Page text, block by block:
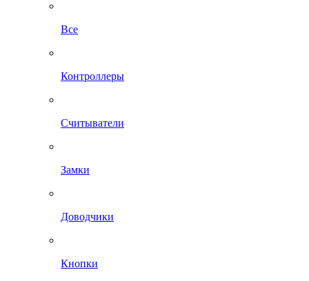
Все
Контроллеры
Считыватели
Замки
Доводчики
Кнопки